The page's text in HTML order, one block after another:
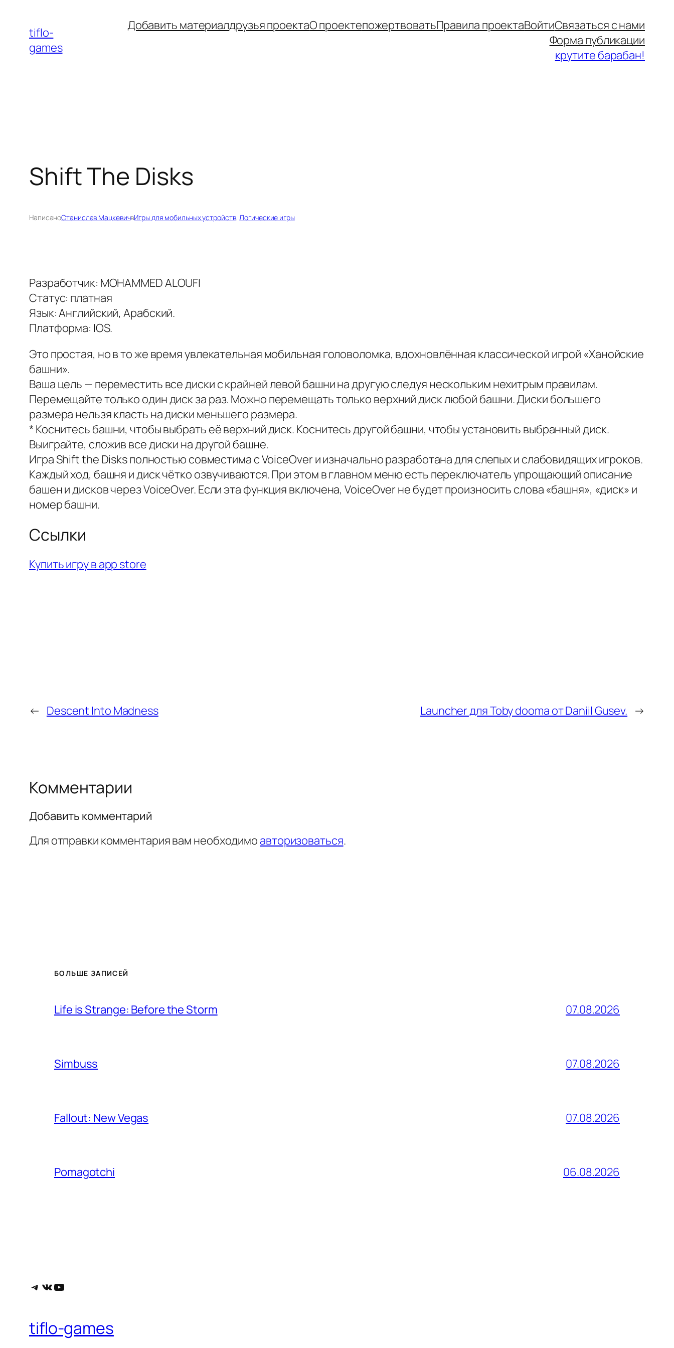
содержимому
tiflo-
games
Добавить материалдрузья проектаО проектепожертвоватьПравила проектаВойтиСвязаться с нами
Форма публикации
крутите барабан!
Shift The Disks
НаписаноСтанислав МацкевичвИгры для мобильных устройств, Логические игры
Разработчик: MOHAMMED ALOUFI
Статус: платная
Язык: Английский, Арабский.
Платформа: IOS.
Это простая, но в то же время увлекательная мобильная головоломка, вдохновлённая классической игрой «Ханойские
башни».
Ваша цель — переместить все диски с крайней левой башни на другую следуя нескольким нехитрым правилам.
Перемещайте только один диск за раз. Можно перемещать только верхний диск любой башни. Диски большего
размера нельзя класть на диски меньшего размера.
* Коснитесь башни, чтобы выбрать её верхний диск. Коснитесь другой башни, чтобы установить выбранный диск.
Выиграйте, сложив все диски на другой башне.
Игра Shift the Disks полностью совместима с VoiceOver и изначально разработана для слепых и слабовидящих игроков.
Каждый ход, башня и диск чётко озвучиваются. При этом в главном меню есть переключатель упрощающий описание
башен и дисков через VoiceOver. Если эта функция включена, VoiceOver не будет произносить слова «башня», «диск» и
номер башни.
Ссылки
Купить игру в app store
← Descent Into Madness Launcher для Toby dooma от Daniil Gusev. →
Комментарии
Добавить комментарий
Для отправки комментария вам необходимо авторизоваться.
БОЛЬШЕ ЗАПИСЕЙ
Life is Strange: Before the Storm 07.08.2026
Simbuss 07.08.2026
Fallout: New Vegas 07.08.2026
Pomagotchi 06.08.2026
Telegram
ВКонтакте
YouTube
tiflo-games